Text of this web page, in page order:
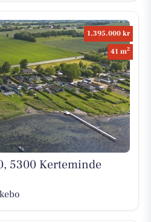
1.395.000 kr
41 m2
5300 Kerteminde